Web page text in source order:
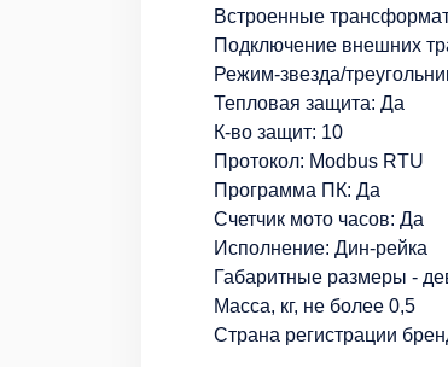
Встроенные
Подключение внешних
Режим-звезда/
Тепловая защита: Да
К-во защит: 10
Протокол: Modbus RTU
Программа ПК: Да
Счетчик мото часов: Да
Исполнение: Дин-рейка
Габаритные размеры -
Масса, кг, не более 0,5
Страна регистрации